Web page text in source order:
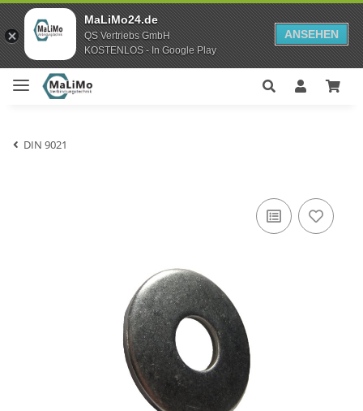
MaLiMo24.de
QS Vertriebs GmbH
KOSTENLOS - In Google Play
ANSEHEN
DIN 9021